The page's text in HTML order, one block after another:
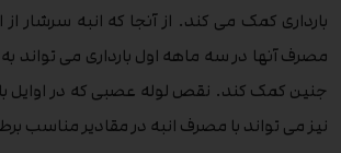
بارداری کمک می کند. از آنجا که انبه سرشار
مصرف آنها در سه ماهه اول بارداری می
جنین کمک کند. نقص لوله عصبی که در اوایل
نیز می تواند با مصرف انبه در مقادیر مناسب